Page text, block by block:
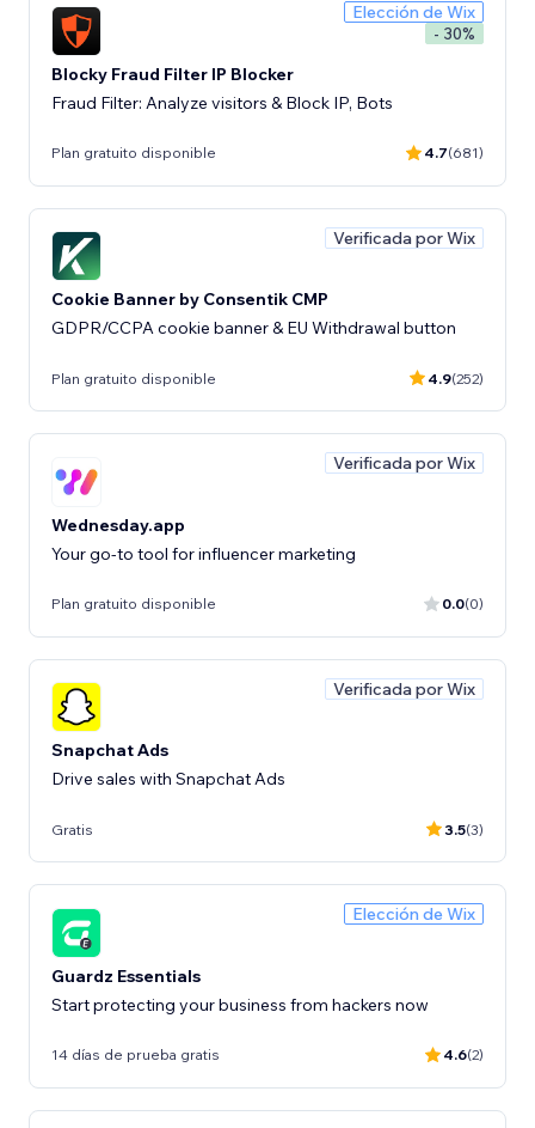
Elección de Wix
- 30%
Blocky Fraud Filter IP Blocker
Fraud Filter: Analyze visitors & Block IP, Bots
Plan gratuito disponible 4.7(681)
Verificada por Wix
Cookie Banner by Consentik CMP
GDPR/CCPA cookie banner & EU Withdrawal button
Plan gratuito disponible 4.9(252)
Verificada por Wix
Wednesday.app
Your go-to tool for influencer marketing
Plan gratuito disponible 0.0(0)
Verificada por Wix
Snapchat Ads
Drive sales with Snapchat Ads
Gratis 3.5(3)
Elección de Wix
Guardz Essentials
Start protecting your business from hackers now
14 días de prueba gratis 4.6(2)